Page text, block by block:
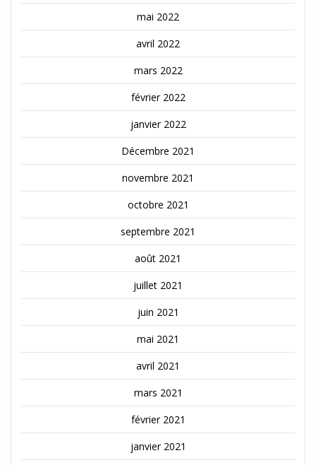
mai 2022
avril 2022
mars 2022
février 2022
janvier 2022
Décembre 2021
novembre 2021
octobre 2021
septembre 2021
août 2021
juillet 2021
juin 2021
mai 2021
avril 2021
mars 2021
février 2021
janvier 2021